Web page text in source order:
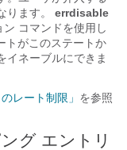
ます。
errdisable
コマンドを使用し
トがこのステートか
イネーブルにできま
レート制限」 を参照
グ エントリ